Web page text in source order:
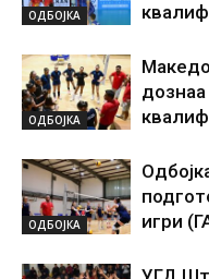
ОДБОЈКА
ОДБОЈКА
ОДБОЈКА
игри